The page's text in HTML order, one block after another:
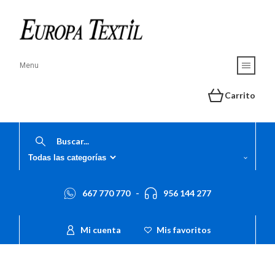
Menu
Carrito
667 770 770- 956 144 277
Mi cuenta Mis favoritos